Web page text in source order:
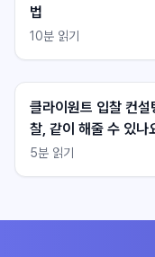
법
10분 읽기
클라이원트 입찰 컨
찰, 같이 해줄 수 있나
5분 읽기